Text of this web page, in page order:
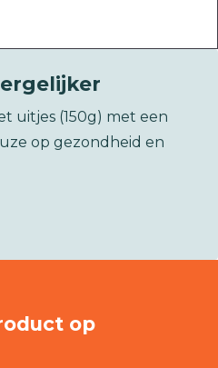
uitjes (150g) met een
op gezondheid en
op